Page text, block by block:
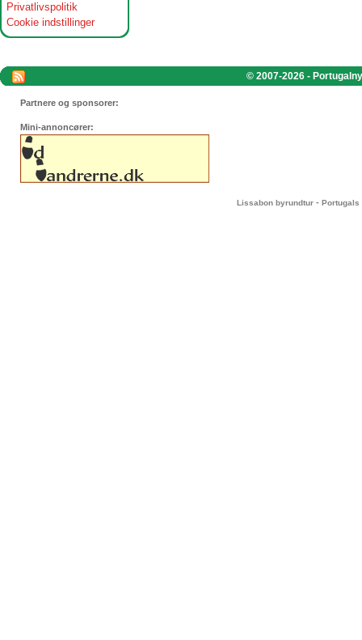
Privatlivspolitik
Cookie indstillinger
© 2007-2026 -
Partnere og sponsorer:
Mini-annoncører:
Lissabon byrundtur - Portugals